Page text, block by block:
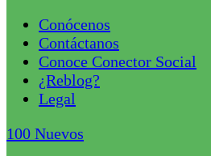
Conócenos
Contáctanos
Conoce Conector Social
¿Reblog?
Legal
100 Nuevos